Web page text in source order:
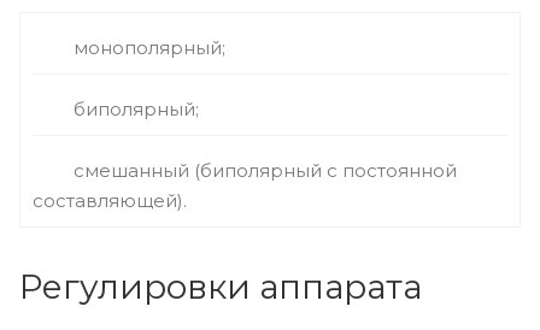
монополярный;
биполярный;
смешанный (биполярный с постоянной
составляющей).
Регулировки аппарата